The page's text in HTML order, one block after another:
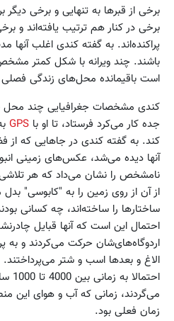
برخی از قبرها به تنهایی و برخی دیگر
برخی در کنار هم ترتیب یافته‌اند و
پراکنده‌اند. به گفته کندی اغلب
باشند. چند ویرانه با شکل کمتر
است باقیمانده محل‌‌های زندگی فصلی
کندی مشخصات جغرافیایی چند محل
جده کار می‌کرد فرستاد،‌ تا او با GPS
کند. به گفته کندی در جاهایی که از
آنها دیده می‌شد، عکس‌های زمینی
نامشخص را نشان می‌‌داد که هر تلاشی
از آن از روی زمین را به "کابوسی"
ساختارها را ساخته‌اند، چه کسانی
احتمال این است که آنها قبایل
اردوگاه‌های‌شان حرکت می‌کردند و به
الاغ و بعدها اسب و شتر می‌پرداختند.
می‌گردند، زمانی که آب و هوای این
زمان فعلی بود.